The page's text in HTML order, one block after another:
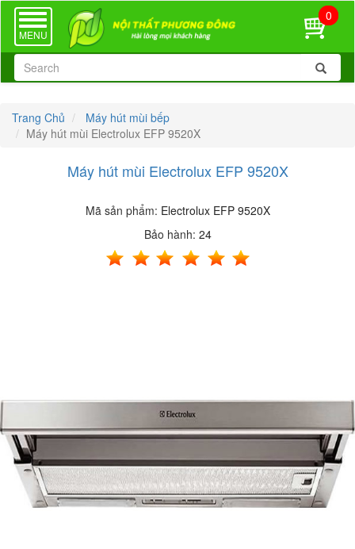
TOGGLE
NAVIGATION
MENU
0
Trang Chủ
Máy hút mùi bếp
Máy hút mùi Electrolux EFP 9520X
Máy hút mùi Electrolux EFP 9520X
Mã sản phẩm: Electrolux EFP 9520X
Bảo hành: 24